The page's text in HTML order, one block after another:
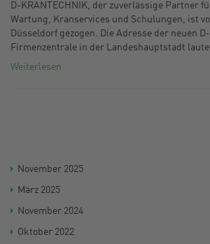
D-KRANTECHNIK, der zuverlässige Partner
Wartung, Kranservices und Schulungen, ist
Düsseldorf gezogen. Die Adresse der neuen
Firmenzentrale in der Landeshauptstadt
Weiterlesen
November 2025
März 2025
November 2024
Oktober 2022